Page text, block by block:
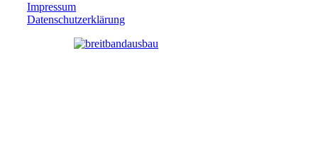
Impressum
Datenschutzerklärung